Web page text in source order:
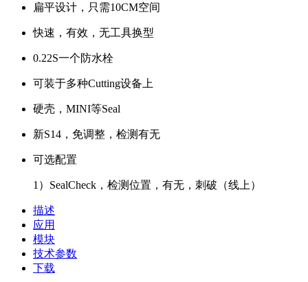
扁平设计，只需10CM空间
快速，有效，无工具换型
0.22S一个防水栓
可装于多种Cutting设备上
硬壳，MINI等Seal
新S14，免调整，检测有无
可选配置
1）SealCheck，检测位置，有无，刺破（线上）
描述
应用
模块
技术参数
下载